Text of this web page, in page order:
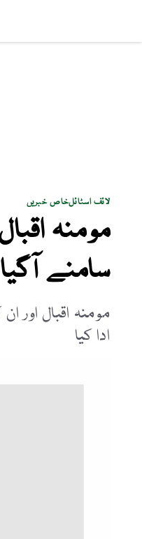
لائف اسٹائلخاص خبریں
مومنہ
سامنے آگیا
مومنہ اقبال اور
ادا کیا